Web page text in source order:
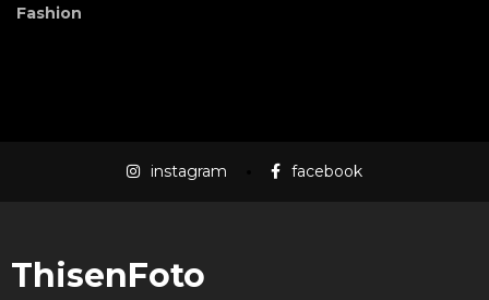
Fashion
instagram facebook
ThisenFoto